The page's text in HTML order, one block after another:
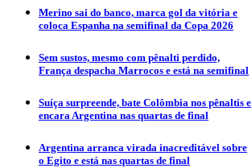
Merino sai do banco, marca gol da vitória e
coloca Espanha na semifinal da Copa 2026
Sem sustos, mesmo com pênalti perdido,
França despacha Marrocos e está na semifinal
Suíça surpreende, bate Colômbia nos pênaltis e
encara Argentina nas quartas de final
Argentina arranca virada inacreditável sobre
o Egito e está nas quartas de final